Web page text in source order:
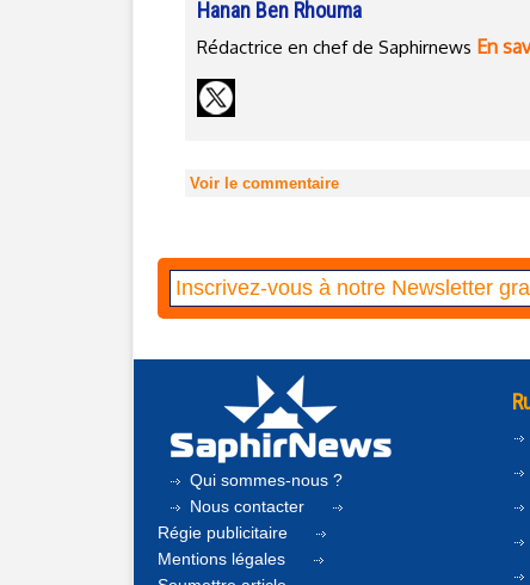
Hanan Ben Rhouma
Rédactrice en chef de Saphirnews En
Voir le commentaire
Qui sommes-nous ?
Nous contacter
Régie publicitaire
Mentions légales